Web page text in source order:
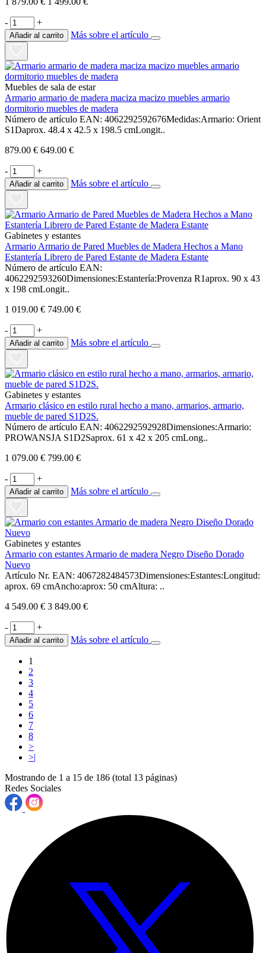
- +
Añadir al carrito Más sobre el artículo
Muebles de sala de estar
Armario armario de madera maciza macizo muebles armario
dormitorio muebles de madera
Número de artículo EAN: 4062292592676Medidas:Armario: Orient
S1Daprox. 48.4 x 42.5 x 198.5 cmLongit..
879.00 € 649.00 €
- +
Añadir al carrito Más sobre el artículo
Gabinetes y estantes
Armario Armario de Pared Muebles de Madera Hechos a Mano
Estantería Librero de Pared Estante de Madera Estante
Número de artículo EAN:
4062292593260Dimensiones:Estantería:Provenza R1aprox. 90 x 43
x 198 cmLongit..
1 019.00 € 749.00 €
- +
Añadir al carrito Más sobre el artículo
Gabinetes y estantes
Armario clásico en estilo rural hecho a mano, armarios, armario,
mueble de pared S1D2S.
Número de artículo EAN: 4062292592928Dimensiones:Armario:
PROWANSJA S1D2Saprox. 61 x 42 x 205 cmLong..
1 079.00 € 799.00 €
- +
Añadir al carrito Más sobre el artículo
Gabinetes y estantes
Armario con estantes Armario de madera Negro Diseño Dorado
Nuevo
Artículo Nr. EAN: 4067282484573Dimensiones:Estantes:Longitud:
aprox. 69 cmAncho:aprox: 50 cmAltura: ..
4 549.00 € 3 849.00 €
- +
Añadir al carrito Más sobre el artículo
1
2
3
4
5
6
7
8
>
>|
Mostrando de 1 a 15 de 186 (total 13 páginas)
Redes Sociales